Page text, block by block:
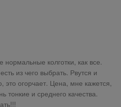
нормальные колготки, как все.
из чего выбрать. Рвутся и
это огорчает. Цена, мне кажется,
тонкие и среднего качества.